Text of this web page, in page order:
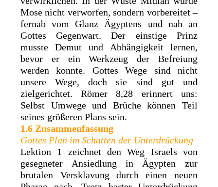
Mose nicht verworfen, sondern vorbereitet –
fernab vom Glanz Ägyptens und nah an
Gottes Gegenwart. Der einstige Prinz
musste Demut und Abhängigkeit lernen,
bevor er ein Werkzeug der Befreiung
werden konnte. Gottes Wege sind nicht
unsere Wege, doch sie sind gut und
zielgerichtet. Römer 8,28 erinnert uns:
Selbst Umwege und Brüche können Teil
seines größeren Plans sein.
1.6 Zusammenfassung
Gottes Plan im Schatten der Unterdrückung
Lektion 1 zeichnet den Weg Israels von
gesegneter Ansiedlung in Ägypten zur
brutalen Versklavung durch einen neuen